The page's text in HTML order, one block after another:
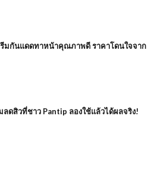
มกันแดดทาหน้าคุณภาพดี ราคาโดนใจจาก
ลดสิวที่ชาว Pantip ลองใช้แล้วได้ผลจริง!